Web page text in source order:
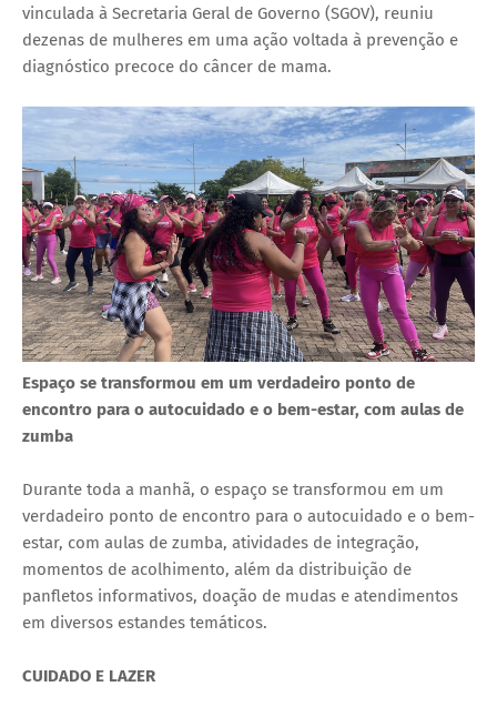
vinculada à Secretaria Geral de Governo (SGOV), reuniu
dezenas de mulheres em uma ação voltada à prevenção e
diagnóstico precoce do câncer de mama.
Espaço se transformou em um verdadeiro ponto de
encontro para o autocuidado e o bem-estar, com aulas de
zumba
Durante toda a manhã, o espaço se transformou em um
verdadeiro ponto de encontro para o autocuidado e o bem-
estar, com aulas de zumba, atividades de integração,
momentos de acolhimento, além da distribuição de
panfletos informativos, doação de mudas e atendimentos
em diversos estandes temáticos.
CUIDADO E LAZER